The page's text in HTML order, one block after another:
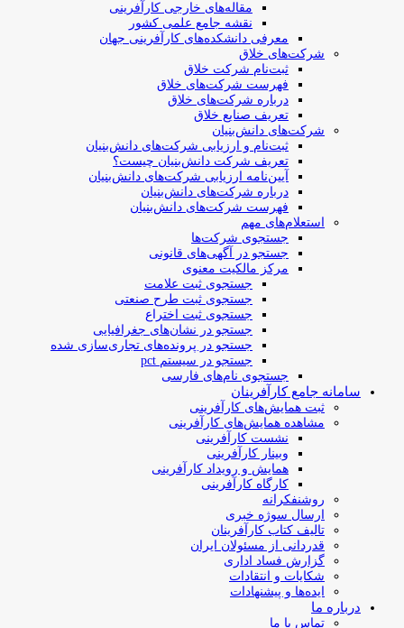
مقاله‌های خارجی کارآفرینی
نقشه جامع علمی کشور
معرفی دانشکده‌های کارآفرینی جهان
شرکت‌های خلاق
ثبت‌نام شرکت خلاق
فهرست شرکت‌های خلاق
درباره شرکت‌های خلاق
تعریف صنایع خلاق
شرکت‌های دانش‌بنیان
ثبت‌نام و ارزیابی شرکت‌های دانش‌بنیان
تعریف شرکت دانش‌بنیان چیست؟
آیین‌نامه ارزیابی شرکت‌های دانش‌بنیان
درباره شرکت‌های دانش‌بنیان
فهرست شرکت‌های دانش‌بنیان
استعلام‌های مهم
جستجوی شرکت‌ها
جستجو در آگهی‌های قانونی
مرکز مالکیت معنوی
جستجوی ثبت علامت
جستجوی ثبت طرح صنعتی
جستجوی ثبت اختراع
جستجو در نشان‌های جغرافیایی
جستجو در پرونده‌های تجاری‌سازی شده
جستجو در سیستم pct
جستجوی نام‌های فارسی
سامانه جامع کارآفرینان
ثبت همایش‌های کارآفرینی
مشاهده همایش‌های کارآفرینی
نشست کارآفرینی
وبینار کارآفرینی
همایش و رویداد کارآفرینی
کارگاه کارآفرینی
روشنفکرانه
ارسال سوژه‌ خبری
تالیف کتاب کارآفرینان
قدردانی از مسئولان ایران
گزارش فساد اداری
شکایات و انتقادات
ایده‌ها و پیشنهادات
درباره ما
تماس با ما